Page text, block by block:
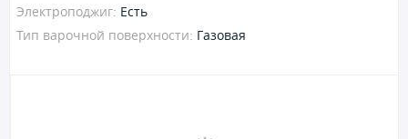
Электроподжиг: Есть
Тип варочной поверхности: Газовая